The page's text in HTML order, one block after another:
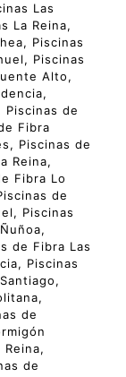
Las
La Reina,
Piscinas
Piscinas
Alto,
Piscinas de
Fibra
Piscinas de
Reina,
Fibra Lo
de
Piscinas
de Fibra Las
Piscinas
de
de